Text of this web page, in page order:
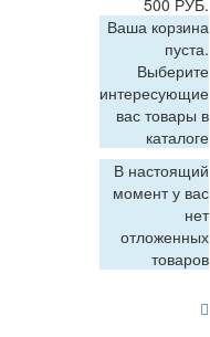
500 РУБ.
Ваша корзина
пуста.
Выберите
интересующие
вас товары в
каталоге
В настоящий
момент у вас
нет
отложенных
товаров